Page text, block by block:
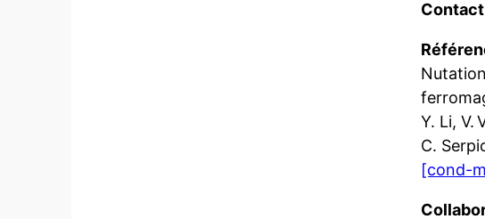
Y. Li, V.
C.
[cond-